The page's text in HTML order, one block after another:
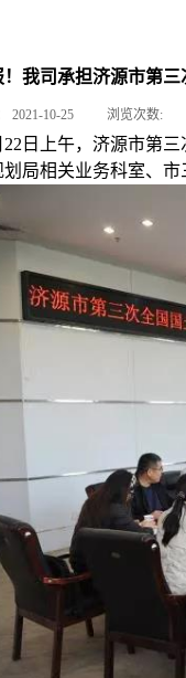
！我司承担济源市第三
2021-10-25 浏览次数:
22日上午，济源市第
划局相关业务科室、市